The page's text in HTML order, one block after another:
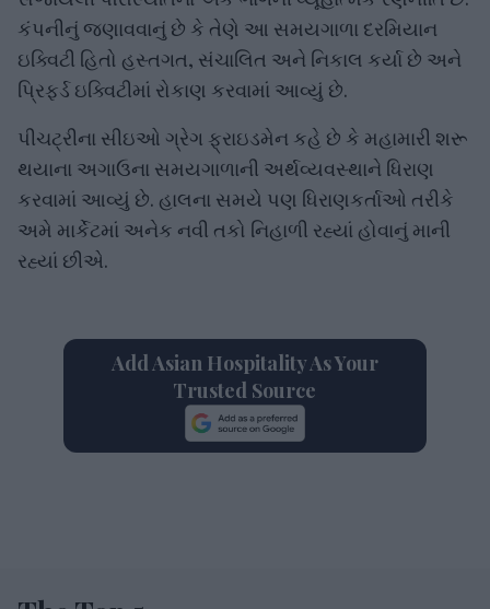
કંપનીનું જણાવવાનું છે કે તેણે આ સમયગાળા દરમિયાન
ઇક્વિટી હિતો હસ્તગત, સંચાલિત અને નિકાલ કર્યા છે અને
પ્રિફર્ડ ઇક્વિટીમાં રોકાણ કરવામાં આવ્યું છે.
પીચટ્રીના સીઇઓ ગ્રેગ ફ્રાઇડમેન કહે છે કે મહામારી શરૂ
થયાના અગાઉના સમયગાળાની અર્થવ્યવસ્થાને ધિરાણ
કરવામાં આવ્યું છે. હાલના સમયે પણ ધિરાણકર્તાઓ તરીકે
અમે માર્કેટમાં અનેક નવી તકો નિહાળી રહ્યાં હોવાનું માની
રહ્યાં છીએ.
Add Asian Hospitality As Your
Trusted Source